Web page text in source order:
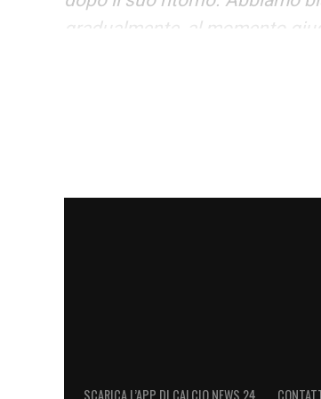
gradualmente, al momento
SCARICA L’APP DI CALCIO NEWS 24